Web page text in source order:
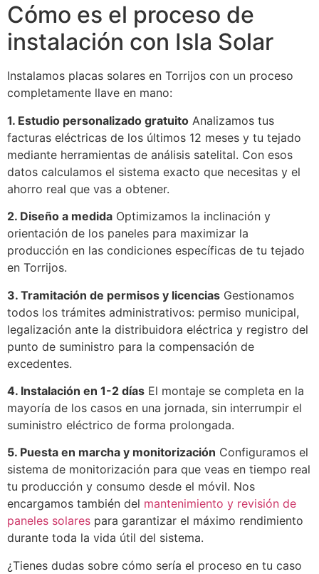
Cómo es el proceso de
instalación con Isla Solar
Instalamos placas solares en Torrijos con un proceso
completamente llave en mano:
1. Estudio personalizado gratuito Analizamos tus
facturas eléctricas de los últimos 12 meses y tu tejado
mediante herramientas de análisis satelital. Con esos
datos calculamos el sistema exacto que necesitas y el
ahorro real que vas a obtener.
2. Diseño a medida Optimizamos la inclinación y
orientación de los paneles para maximizar la
producción en las condiciones específicas de tu tejado
en Torrijos.
3. Tramitación de permisos y licencias Gestionamos
todos los trámites administrativos: permiso municipal,
legalización ante la distribuidora eléctrica y registro del
punto de suministro para la compensación de
excedentes.
4. Instalación en 1-2 días El montaje se completa en la
mayoría de los casos en una jornada, sin interrumpir el
suministro eléctrico de forma prolongada.
5. Puesta en marcha y monitorización Configuramos el
sistema de monitorización para que veas en tiempo real
tu producción y consumo desde el móvil. Nos
encargamos también del mantenimiento y revisión de
paneles solares para garantizar el máximo rendimiento
durante toda la vida útil del sistema.
¿Tienes dudas sobre cómo sería el proceso en tu caso